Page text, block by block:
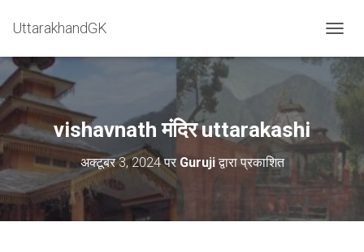
UttarakhandGK
vishavnath मंदिर uttarakashi
अक्टूबर 3, 2024पर Gurujiद्वारा प्रकाशित